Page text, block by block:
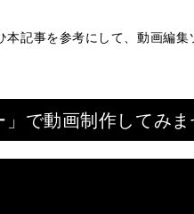
記事を参考にして、動画編
」で動画制作してみ